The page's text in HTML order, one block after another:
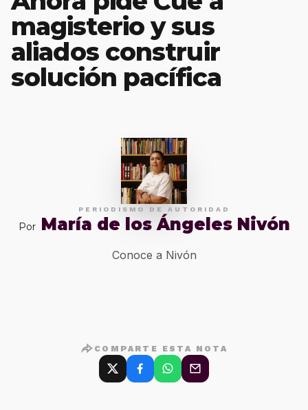
magisterio y sus
aliados construir
solución pacífica
PERIODISMO DE AUTORIDAD
Por María de los Ángeles Nivón
Conoce a Nivón
COMPARTE ESTA NOTA